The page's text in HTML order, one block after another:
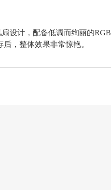
设计，配备低调而绚丽的RGB
，整体效果非常惊艳。